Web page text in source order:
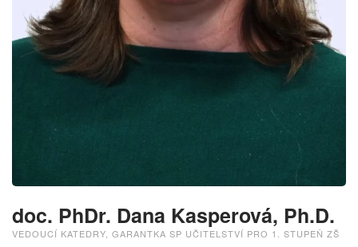
doc. PhDr. Dana Kasperová, Ph.D.
VEDOUCÍ KATEDRY, GARANTKA SP UČITELSTVÍ PRO 1. STUPEŇ ZŠ